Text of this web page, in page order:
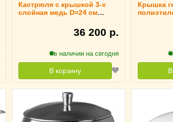
Кастрюля с крышкой 3-х
слойная медь D=24 см
36 200 р.
в наличии на сегодня
В корзину
Крышка
B=11.1